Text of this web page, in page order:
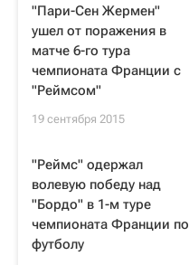
"Пари-Сен Жермен"
ушел от поражения в
матче 6-го тура
чемпионата Франции с
"Реймсом"
19 сентября 2015
"Реймс" одержал
волевую победу над
"Бордо" в 1-м туре
чемпионата Франции по
футболу